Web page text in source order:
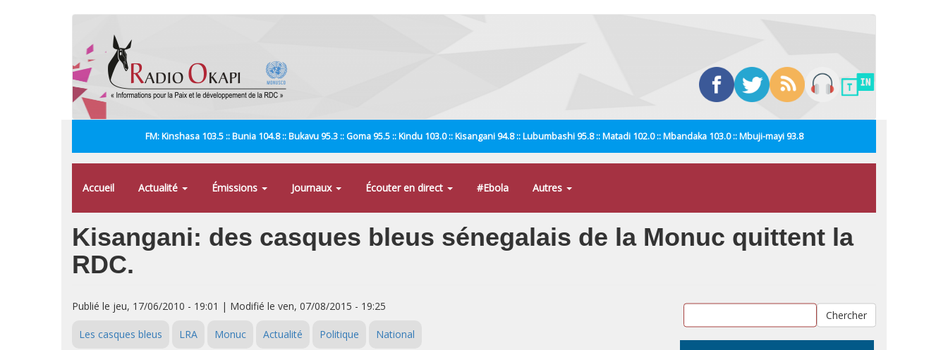
FM: Kinshasa 103.5 :: Bunia 104.8 :: Bukavu 95.3 :: Goma 95.5 :: Kindu 103.0 :: Kisangani 94.8 :: Lubumbashi 95.8 :: Matadi 102.0 :: Mbandaka 103.0 :: Mbuji-mayi 93.8
Accueil Actualité Émissions Journaux Écouter en direct #Ebola Autres
Kisangani: des casques bleus sénegalais de la Monuc quittent la
RDC.
Publié le jeu, 17/06/2010 - 19:01 | Modifié le ven, 07/08/2015 - 19:25
Les casques bleus LRA Monuc Actualité Politique National
Chercher